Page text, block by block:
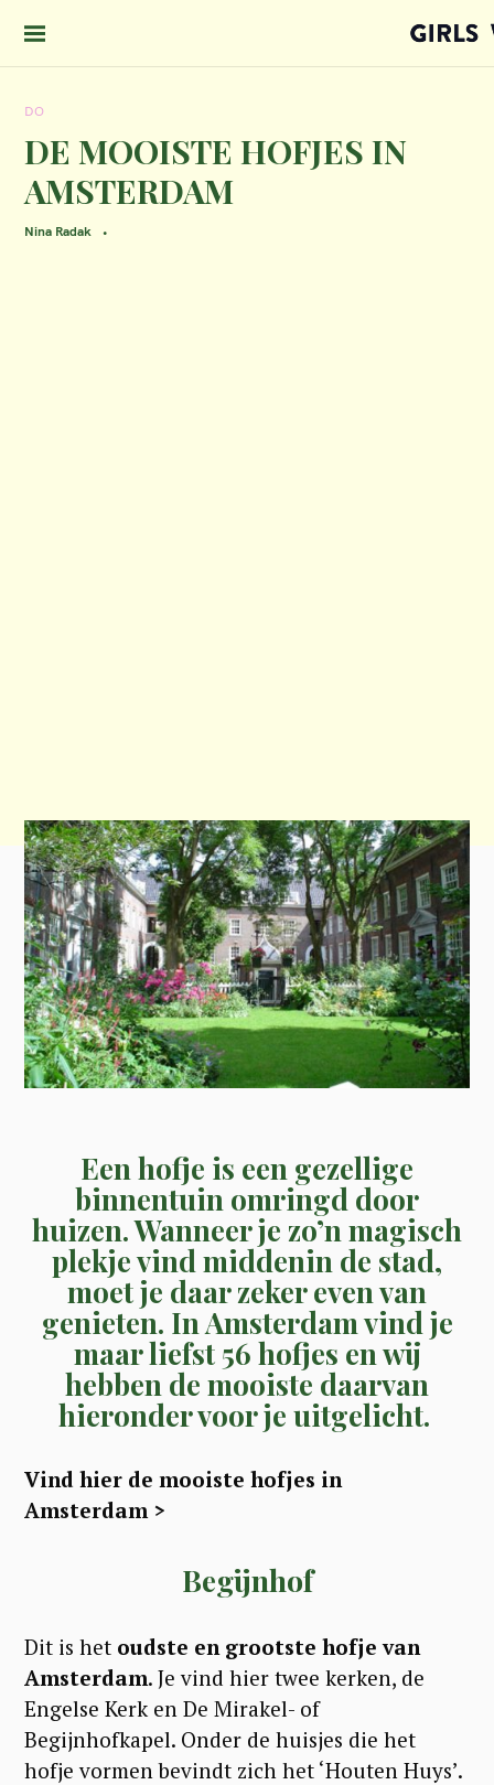
DO
DE MOOISTE HOFJES IN
AMSTERDAM
Nina Radak
Een hofje is een gezellige
binnentuin omringd door
huizen. Wanneer je zo’n magisch
plekje vind middenin de stad,
moet je daar zeker even van
genieten. In Amsterdam vind je
maar liefst 56 hofjes en wij
hebben de mooiste daarvan
hieronder voor je uitgelicht.
Vind hier de mooiste hofjes in
Amsterdam >
Begijnhof
Dit is het oudste en grootste hofje van
Amsterdam. Je vind hier twee kerken, de
Engelse Kerk en De Mirakel- of
Begijnhofkapel. Onder de huisjes die het
hofje vormen bevindt zich het ‘Houten Huys’.